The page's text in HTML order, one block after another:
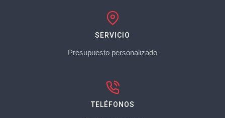
SERVICIO
Presupuesto personalizado
TELÉFONOS